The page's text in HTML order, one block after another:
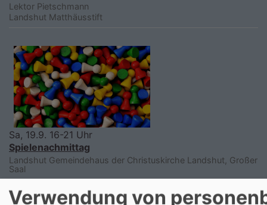
Lektor Pietschmann
Landshut Matthäusstift
Sa, 19.9. 16-21 Uhr
Spielenachmittag
Landshut Gemeindehaus der Christuskirche Landshut, Großer
Saal
Verwendung von